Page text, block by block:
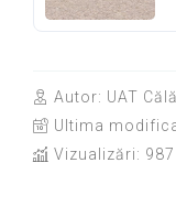
Autor: UAT
Ultima
Vizualizări: 987